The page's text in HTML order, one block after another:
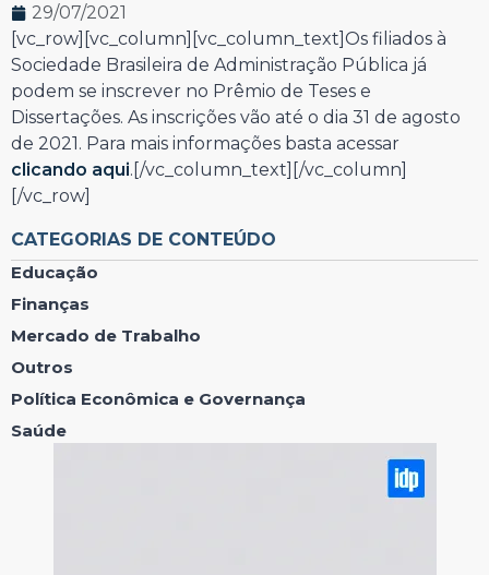
29/07/2021
[vc_row][vc_column][vc_column_text]Os filiados à
Sociedade Brasileira de Administração Pública já
podem se inscrever no Prêmio de Teses e
Dissertações. As inscrições vão até o dia 31 de agosto
de 2021. Para mais informações basta acessar
clicando aqui.[/vc_column_text][/vc_column]
[/vc_row]
CATEGORIAS DE CONTEÚDO
Educação
Finanças
Mercado de Trabalho
Outros
Política Econômica e Governança
Saúde